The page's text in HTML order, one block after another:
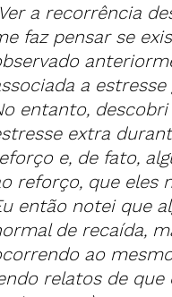
a recorrência
faz pensar se
a
entanto,
extra
e, de fato,
reforço, que eles
então notei que
de recaída,
ao
relatos de que